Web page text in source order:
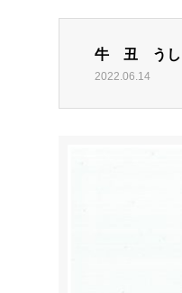
牛 丑 うし
2022.06.14